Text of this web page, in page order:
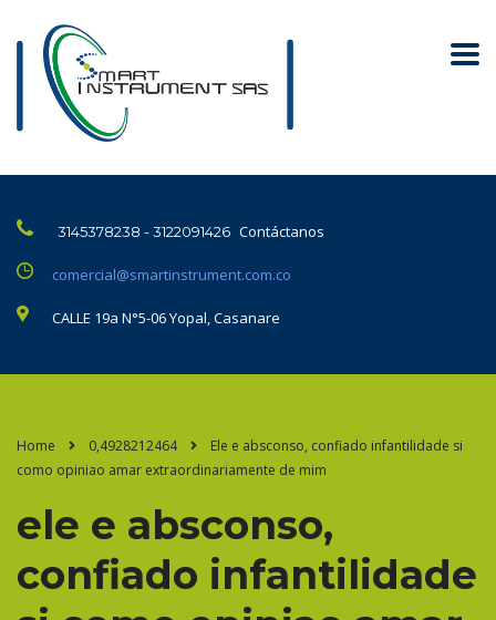
3145378238 - 3122091426 Contáctanos
comercial@smartinstrument.com.co
CALLE 19a N°5-06 Yopal, Casanare
Home 0,4928212464
Ele e absconso, confiado infantilidade si
como opiniao amar extraordinariamente de mim
ele e absconso,
confiado infantilidade